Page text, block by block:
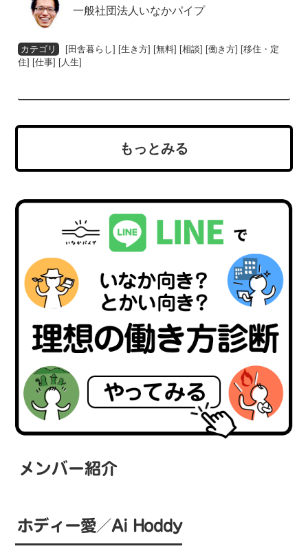
一般社団法人いなかパイプ
[田舎暮らし] [生き方] [無料] [相談] [働き方] [移住・定
住] [仕事] [ 人生]
もっとみる
メンバー紹介
ホディー愛／Ai Hoddy